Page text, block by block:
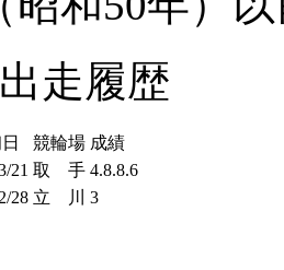
走履歴
競輪場 成績
21 取 手 4.8.8.6
28 立 川 3